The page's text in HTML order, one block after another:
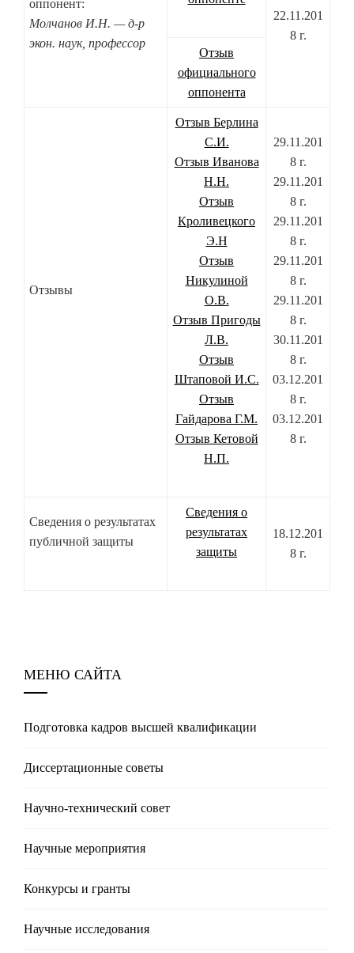
оппонент:
Молчанов И.Н. — д-р
экон. наук, профессор
22.11.201
8 г.
Отзыв
официального
оппонента
Отзывы
Отзыв Берлина
С.И.
Отзыв Иванова
Н.Н.
Отзыв
Кроливецкого
Э.Н
Отзыв
Никулиной
О.В.
Отзыв Пригоды
Л.В.
Отзыв
Штаповой И.С.
Отзыв
Гайдарова Г.М.
Отзыв Кетовой
Н.П.
29.11.201
8 г.
29.11.201
8 г.
29.11.201
8 г.
29.11.201
8 г.
29.11.201
8 г.
30.11.201
8 г.
03.12.201
8 г.
03.12.201
8 г.
Сведения о результатах
публичной защиты
Сведения о
результатах
защиты
18.12.201
8 г.
МЕНЮ САЙТА
Подготовка кадров высшей квалификации
Диссертационные советы
Научно-технический совет
Научные мероприятия
Конкурсы и гранты
Научные исследования